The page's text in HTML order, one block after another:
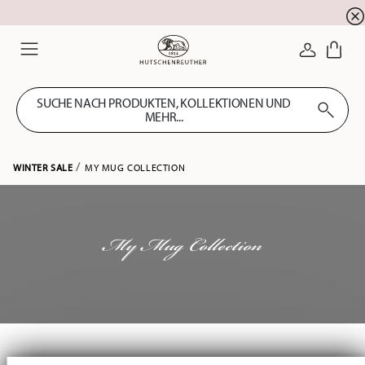
Summer SALE! Sichern Sie sich 5% EXTRA-
SUCHE NACH PRODUKTEN, KOLLEKTIONEN UND
MEHR...
WINTER SALE MY MUG COLLECTION
My Mug Collection
Footer
Services